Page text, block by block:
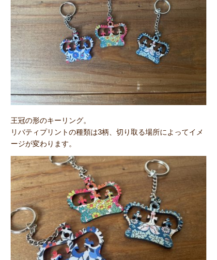
王冠の形のキーリング。
リバティプリントの種類は3柄、切り取る場所によってイメ
ージが変わります。